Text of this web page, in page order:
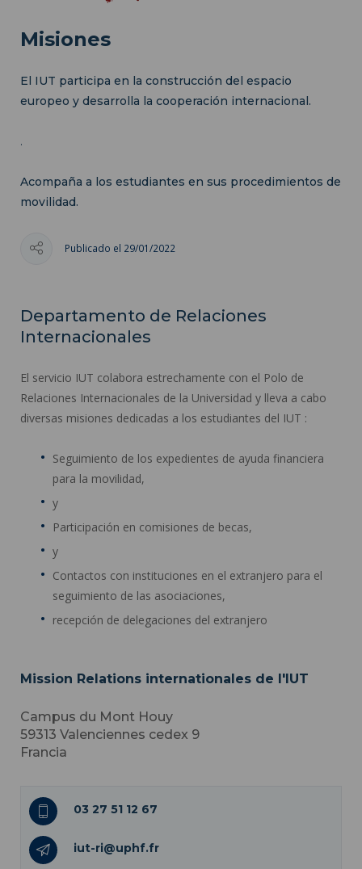
Misiones
El IUT participa en la construcción del espacio
europeo y desarrolla la cooperación internacional.
.
Acompaña a los estudiantes en sus procedimientos de
movilidad.
Publicado el 29/01/2022
Departamento de Relaciones
Internacionales
El servicio IUT colabora estrechamente con el Polo de
Relaciones Internacionales de la Universidad y lleva a cabo
diversas misiones dedicadas a los estudiantes del IUT :
Seguimiento de los expedientes de ayuda financiera
para la movilidad,
y
Participación en comisiones de becas,
y
Contactos con instituciones en el extranjero para el
seguimiento de las asociaciones,
recepción de delegaciones del extranjero
Mission Relations internationales de l'IUT
Campus du Mont Houy
59313 Valenciennes cedex 9
Francia
03 27 51 12 67
iut-ri@uphf.fr